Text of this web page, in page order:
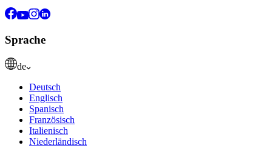
Sprache
de
Deutsch
Englisch
Spanisch
Französisch
Italienisch
Niederländisch